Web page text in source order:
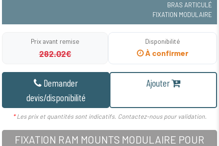
BRAS ARTICULÉ
FIXATION MODULAIRE
Prix avant remise
282.02€
Disponibilité
À confirmer
Demander
devis/disponibilité
Ajouter
*Les prix et quantités sont indicatifs. Contactez-nous pour validation.
FIXATION RAM MOUNTS MODULAIRE POUR